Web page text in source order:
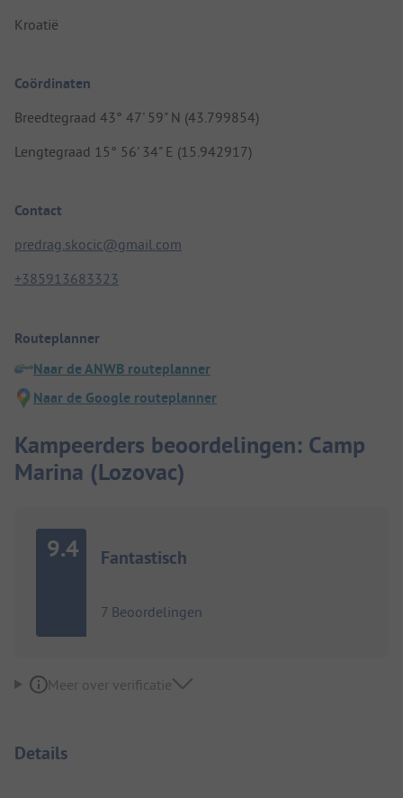
Kroatië
Coördinaten
Breedtegraad 43° 47' 59" N (43.799854)
Lengtegraad 15° 56' 34" E (15.942917)
Contact
predrag.skocic@gmail.com
+385913683323
Routeplanner
Naar de ANWB routeplanner
Naar de Google routeplanner
Kampeerders beoordelingen: Camp
Marina (Lozovac)
9.4 Fantastisch
7 Beoordelingen
Meer over verificatie
Details